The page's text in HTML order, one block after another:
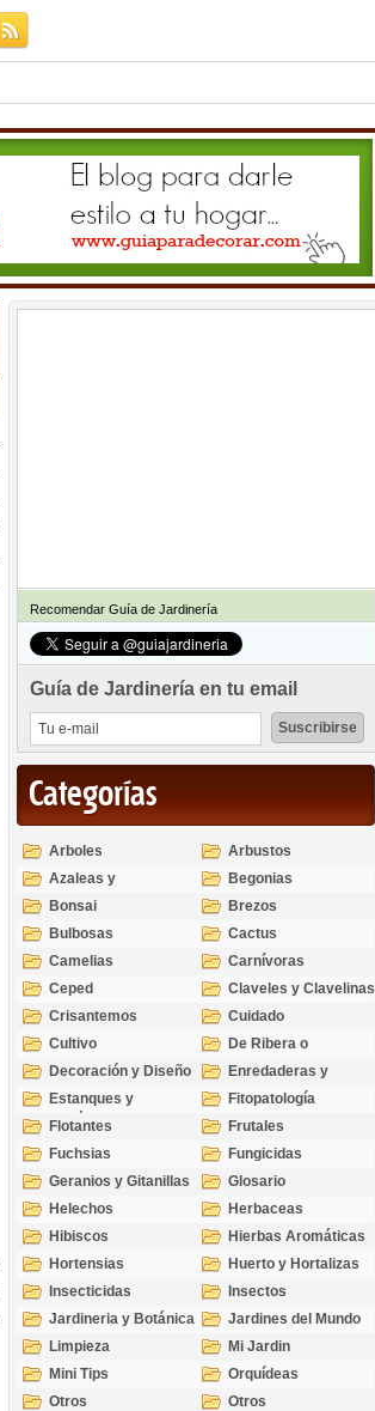
Recomendar Guía de Jardinería
Guía de Jardinería en tu email
Categorías
Arboles
Arbustos
Azaleas y
Rododendros
Begonias
Bonsai
Brezos
Bulbosas
Cactus
Camelias
Carnívoras
Ceped
Claveles y Clavelinas
Crisantemos
Cuidado
Cultivo
De Ribera o
Palustres
Decoración y Diseño
Enredaderas y
cubresuelos
Estanques y
Acuáticas
Fitopatología
Flotantes
Frutales
Fuchsias
Fungicidas
Geranios y Gitanillas
Glosario
Helechos
Herbaceas
Hibiscos
Hierbas Aromáticas
Hortensias
Huerto y Hortalizas
Insecticidas
Insectos
Jardineria y Botánica
Jardines del Mundo
Limpieza
Mi Jardin
Mini Tips
Orquídeas
Otros
Otros